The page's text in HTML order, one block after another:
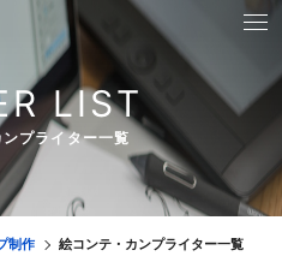
LIST
プライター一覧
制作 絵コンテ・カンプライター一覧